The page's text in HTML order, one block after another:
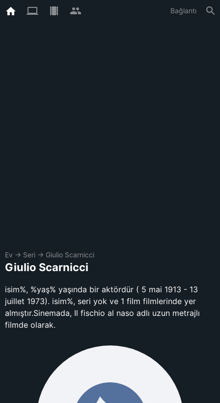
Bağlantı
Ev → Seri → Giulio Scarnicci
Giulio Scarnicci
isim%, %yaş% yaşında bir aktördür ( 5 mai 1913 - 13
juillet 1973). isim%, seri yok ve 1 film filmlerinde yer
almıştır.Sinemada, Il fischio al naso adlı uzun metrajlı
filmde olarak.